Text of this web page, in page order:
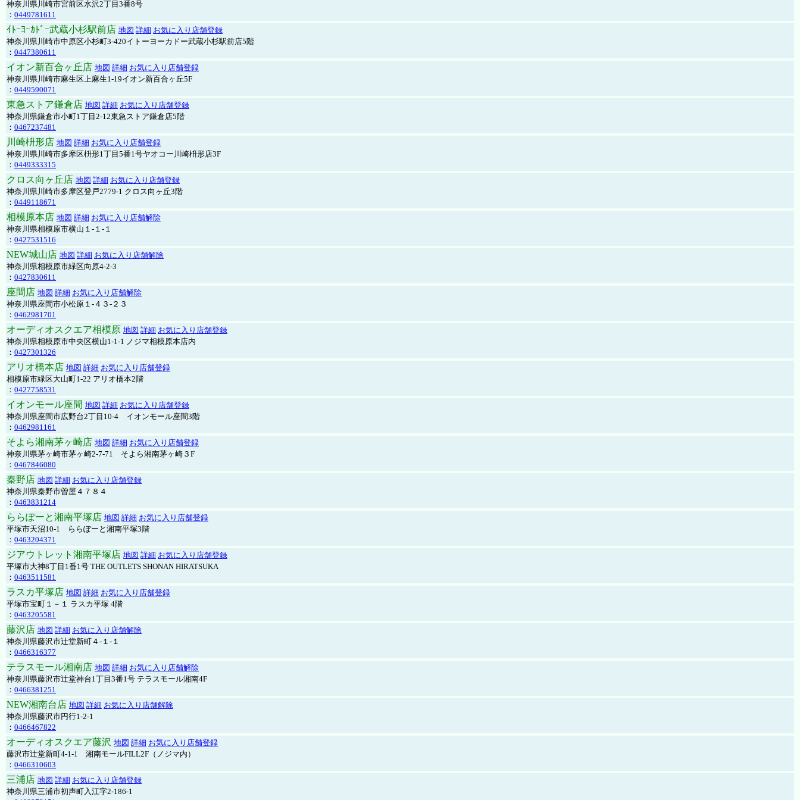
神奈川県川崎市宮前区水沢2丁目3番8号
： 0449781611
ｲﾄｰﾖｰｶﾄﾞｰ武蔵小杉駅前店 地図 詳細 お気に入り店舗登録
神奈川県川崎市中原区小杉町3-420イトーヨーカドー武蔵小杉駅前店5階
： 0447380611
イオン新百合ヶ丘店 地図 詳細 お気に入り店舗登録
神奈川県川崎市麻生区上麻生1-19イオン新百合ヶ丘5F
： 0449590071
東急ストア鎌倉店 地図 詳細 お気に入り店舗登録
神奈川県鎌倉市小町1丁目2-12東急ストア鎌倉店5階
： 0467237481
川崎枡形店 地図 詳細 お気に入り店舗登録
神奈川県川崎市多摩区枡形1丁目5番1号ヤオコー川崎枡形店3F
： 0449333315
クロス向ヶ丘店 地図 詳細 お気に入り店舗登録
神奈川県川崎市多摩区登戸2779-1 クロス向ヶ丘3階
： 0449118671
相模原本店 地図 詳細 お気に入り店舗解除
神奈川県相模原市横山１-１-１
： 0427531516
NEW城山店 地図 詳細 お気に入り店舗解除
神奈川県相模原市緑区向原4-2-3
： 0427830611
座間店 地図 詳細 お気に入り店舗解除
神奈川県座間市小松原１-４３-２３
： 0462981701
オーディオスクエア相模原 地図 詳細 お気に入り店舗登録
神奈川県相模原市中央区横山1-1-1 ノジマ相模原本店内
： 0427301326
アリオ橋本店 地図 詳細 お気に入り店舗登録
相模原市緑区大山町1-22 アリオ橋本2階
： 0427758531
イオンモール座間 地図 詳細 お気に入り店舗登録
神奈川県座間市広野台2丁目10-4 イオンモール座間3階
： 0462981161
そよら湘南茅ヶ崎店 地図 詳細 お気に入り店舗登録
神奈川県茅ヶ崎市茅ヶ崎2‐7‐71 そよら湘南茅ヶ崎３F
： 0467846080
秦野店 地図 詳細 お気に入り店舗登録
神奈川県秦野市曽屋４７８４
： 0463831214
ららぽーと湘南平塚店 地図 詳細 お気に入り店舗登録
平塚市天沼10-1 ららぽーと湘南平塚3階
： 0463204371
ジアウトレット湘南平塚店 地図 詳細 お気に入り店舗登録
平塚市大神8丁目1番1号 THE OUTLETS SHONAN HIRATSUKA
： 0463511581
ラスカ平塚店 地図 詳細 お気に入り店舗登録
平塚市宝町１－１ ラスカ平塚 4階
： 0463205581
藤沢店 地図 詳細 お気に入り店舗解除
神奈川県藤沢市辻堂新町４-１-１
： 0466316377
テラスモール湘南店 地図 詳細 お気に入り店舗解除
神奈川県藤沢市辻堂神台1丁目3番1号 テラスモール湘南4F
： 0466381251
NEW湘南台店 地図 詳細 お気に入り店舗解除
神奈川県藤沢市円行1-2-1
： 0466467822
オーディオスクエア藤沢 地図 詳細 お気に入り店舗登録
藤沢市辻堂新町4-1-1 湘南モールFILL2F（ノジマ内）
： 0466310603
三浦店 地図 詳細 お気に入り店舗登録
神奈川県三浦市初声町入江字2-186-1